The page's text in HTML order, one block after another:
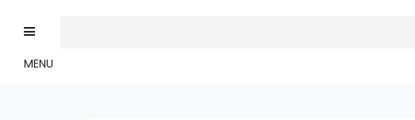
MENU